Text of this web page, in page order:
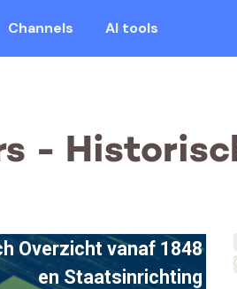
Channels AI tools
-
Overzicht vanaf 1848
en Staatsinrichting